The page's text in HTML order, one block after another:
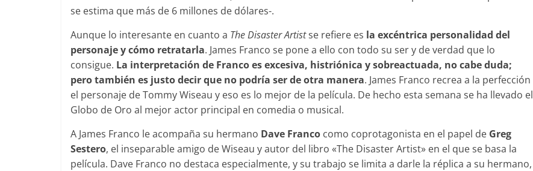
se estima que más de 6 millones de dólares-.
Aunque lo interesante en cuanto a The Disaster Artistse refiere es la excéntrica personalidad del
personaje y cómo retratarla. James Franco se pone a ello con todo su ser y de verdad que lo
consigue. La interpretación de Franco es excesiva, histriónica y sobreactuada, no cabe duda;
pero también es justo decir que no podría ser de otra manera. James Franco recrea a la perfección
el personaje de Tommy Wiseau y eso es lo mejor de la película. De hecho esta semana se ha llevado el
Globo de Oro al mejor actor principal en comedia o musical.
A James Franco le acompaña su hermano Dave Franco como coprotagonista en el papel de Greg
Sestero, el inseparable amigo de Wiseau y autor del libro «The Disaster Artist» en el que se basa la
película. Dave Franco no destaca especialmente, y su trabajo se limita a darle la réplica a su hermano,